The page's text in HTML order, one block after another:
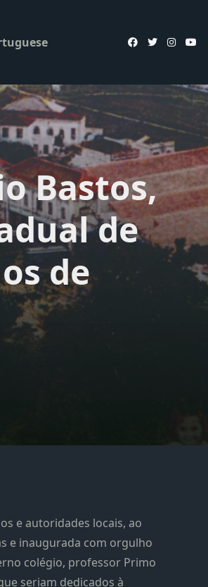
Bastos,
de
de
e autoridades locais, ao
e inaugurada com orgulho
colégio, professor Primo
seriam dedicados à